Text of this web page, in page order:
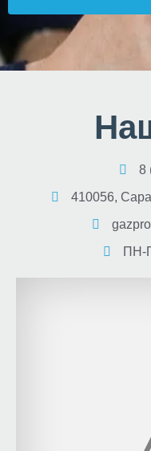
8
410056,
ПН-